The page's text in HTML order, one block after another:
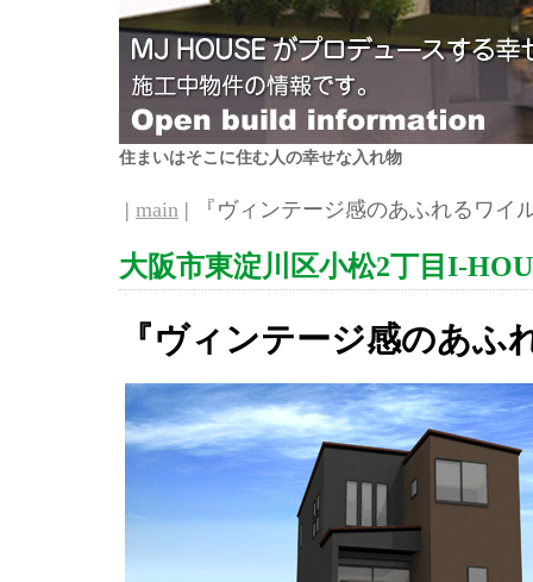
住まいはそこに住む人の幸せな入れ物
| main | 『ヴィンテージ感のあふれるワイ
大阪市東淀川区小松2丁目I-
『ヴィンテージ感のあふ